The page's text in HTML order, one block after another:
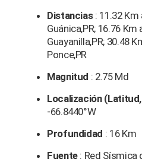
Distancias: 11.32 Km
Guánica,PR; 16.76
Guayanilla,PR; 30.48
Ponce,PR
Magnitud : 2.75 Md
Localización
-66.8440°W
Profundidad : 16 Km
Fuente: Red Sísmica